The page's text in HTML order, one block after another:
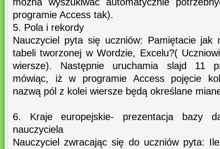
programie Access tak).
5. Pola i rekordy
Nauczyciel pyta się uczniów: Pamiętacie jak
tabeli tworzonej w Wordzie, Excelu?(
wiersze). Następnie uruchamia slajd 11
mówiąc, iż w programie Access pojęcie
nazwą pól z kolei wiersze będą określane
6. Kraje europejskie- prezentacja bazy
nauczyciela
Nauczyciel zwracając się do uczniów pyta: